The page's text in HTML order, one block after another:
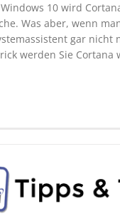
10 wird
Was aber, wenn
gar nicht
werden Sie Cortana